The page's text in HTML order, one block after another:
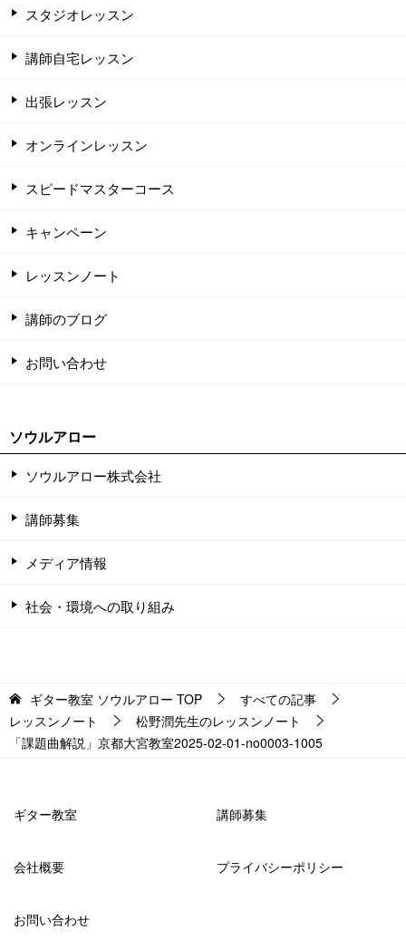
スタジオレッスン
講師自宅レッスン
出張レッスン
オンラインレッスン
スピードマスターコース
キャンペーン
レッスンノート
講師のブログ
お問い合わせ
ソウルアロー
ソウルアロー株式会社
講師募集
メディア情報
社会・環境への取り組み
ギター教室 ソウルアロー TOP
すべての記事
レッスンノート
松野潤先生のレッスンノート
「課題曲解説」京都大宮教室2025-02-01-no0003-­1005
ギター教室 講師募集
会社概要 プライバシーポリシー
お問い合わせ